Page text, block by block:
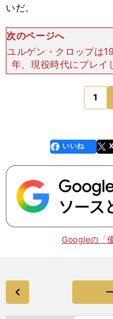
いだ。
次のページへ
ユルゲン・クロップは
年、現役時代にプレイ
と、2004年にはチー
8年には低迷していた
1
faceboo
k
いいね
Googleの「